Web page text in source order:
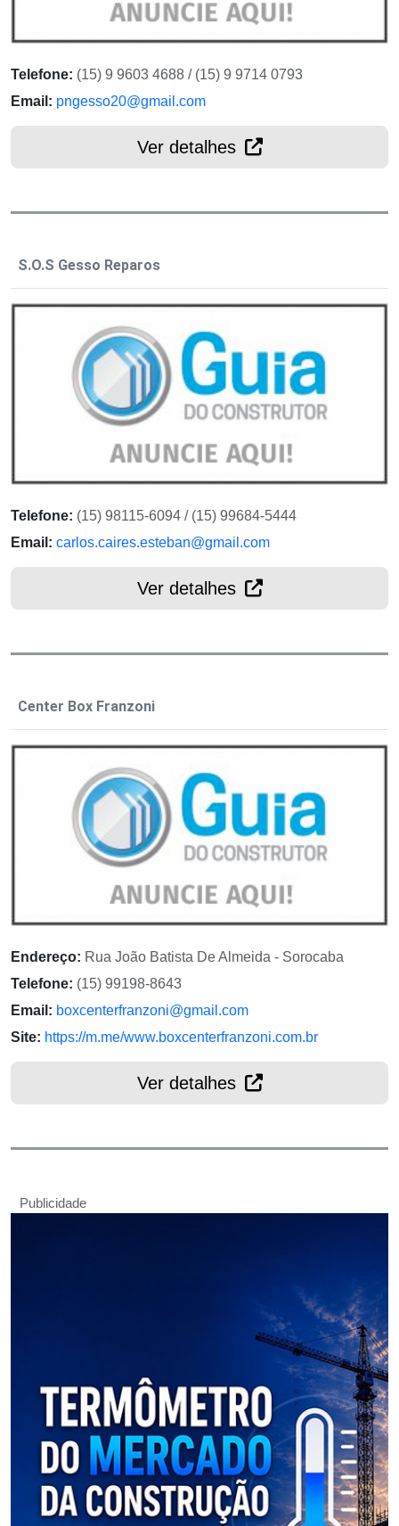
Telefone: (15) 9 9603 4688 / (15) 9 9714 0793
Email: pngesso20@gmail.com
Ver detalhes
S.O.S Gesso Reparos
Telefone: (15) 98115-6094 / (15) 99684-5444
Email: carlos.caires.esteban@gmail.com
Ver detalhes
Center Box Franzoni
Endereço: Rua João Batista De Almeida - Sorocaba
Telefone: (15) 99198-8643
Email: boxcenterfranzoni@gmail.com
Site: https://m.me/www.boxcenterfranzoni.com.br
Ver detalhes
Publicidade